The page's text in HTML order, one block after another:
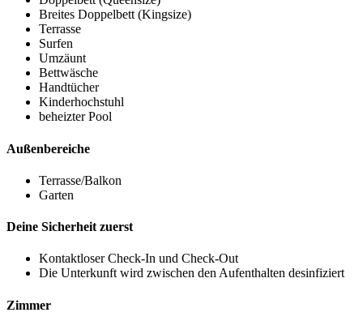
Breites Doppelbett (Kingsize)
Terrasse
Surfen
Umzäunt
Bettwäsche
Handtücher
Kinderhochstuhl
beheizter Pool
Außenbereiche
Terrasse/Balkon
Garten
Deine Sicherheit zuerst
Kontaktloser Check-In und Check-Out
Die Unterkunft wird zwischen den Aufenthalten desinfiziert
Zimmer